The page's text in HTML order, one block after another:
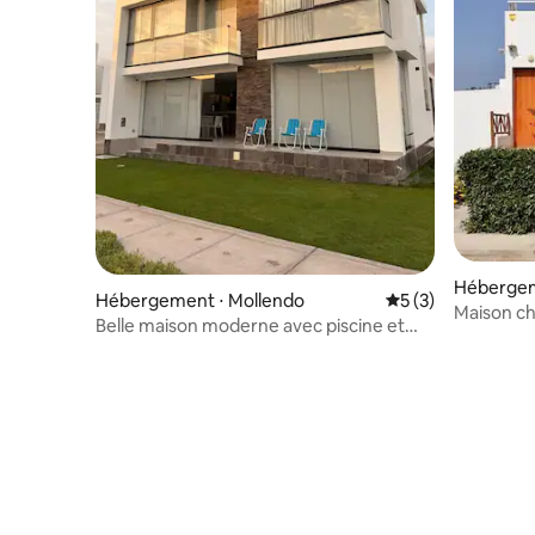
Hébergement ⋅ Mollendo Évaluation
5 (3)
Belle maison moderne avec piscine et
Maison